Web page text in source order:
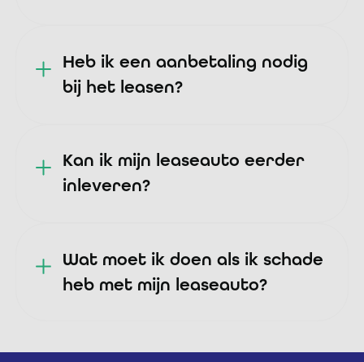
Heb ik een aanbetaling nodig
bij het leasen?
Kan ik mijn leaseauto eerder
inleveren?
Wat moet ik doen als ik schade
heb met mijn leaseauto?